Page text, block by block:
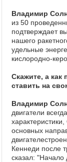
Владимир
из 50
подтверждает
нашего
удельные
кислородно-
Скажите, а как
ставить на
Владимир
двигатели
основных
Кеннеди после
сказал: